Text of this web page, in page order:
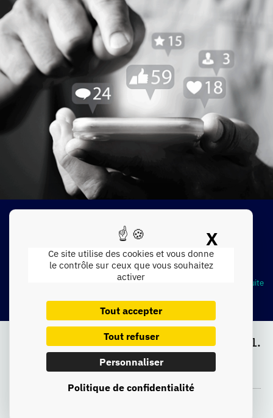
Ce site utilise des cookies et vous donne
le contrôle sur ceux que vous souhaitez
activer
Tout accepter
Tout refuser
Personnaliser
Politique de confidentialité
X
Tout le monde vous le répète… Les réseaux sociaux sont devenus
indispensables pour communiquer avec vos prospects et
Lire la suite
01 89 20 61 51.
Plan du site